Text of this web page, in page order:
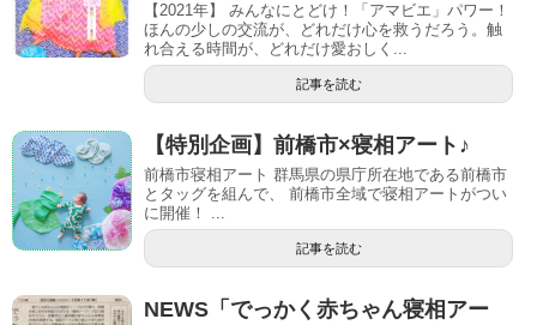
【2021年】 みんなにとどけ！「アマビエ」パワー！
ほんの少しの交流が、どれだけ心を救うだろう。触
れ合える時間が、どれだけ愛おしく...
記事を読む
【特別企画】前橋市×寝相アート♪
前橋市寝相アート 群馬県の県庁所在地である前橋市
とタッグを組んで、 前橋市全域で寝相アートがつい
に開催！ ...
記事を読む
NEWS「でっかく赤ちゃん寝相アー